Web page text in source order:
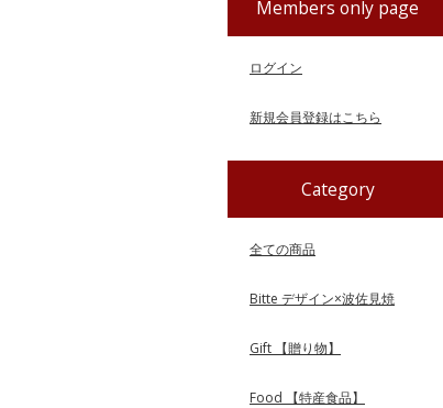
Members only page
ログイン
新規会員登録はこちら
Category
全ての商品
Bitte デザイン×波佐見焼
Gift 【贈り物】
Food 【特産食品】